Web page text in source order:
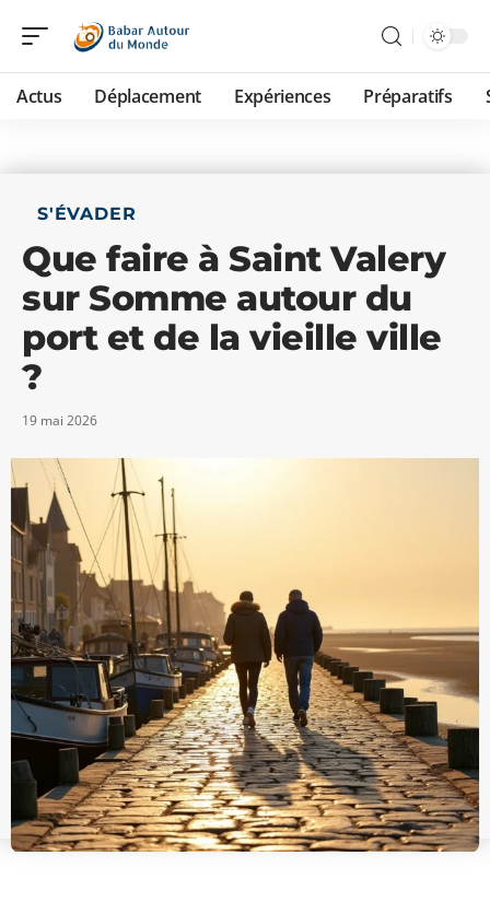
Actus Déplacement Expériences Préparatifs
S'ÉVADER
Que faire à Saint Valery
sur Somme autour du
port et de la vieille ville
?
19 mai 2026